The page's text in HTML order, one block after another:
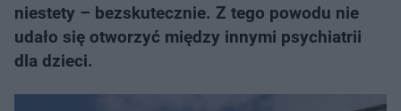
niestety – bezskutecznie. Z tego powodu nie
udało się otworzyć między innymi psychiatrii
dla dzieci.